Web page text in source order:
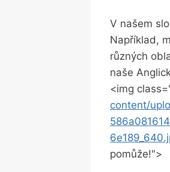
V našem
Například,
různých
naše
<img
content/
pomůže!">